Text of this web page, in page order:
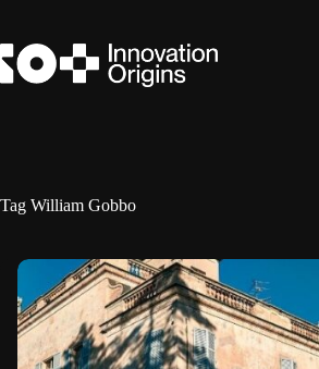
de
inhoud
Tag William Gobbo